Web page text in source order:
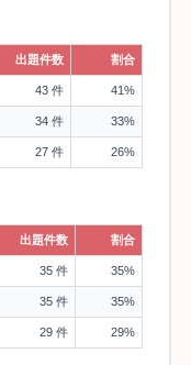
出題件数 割合
43 件 41%
34 件 33%
27 件 26%
出題件数 割合
35 件 35%
35 件 35%
29 件 29%